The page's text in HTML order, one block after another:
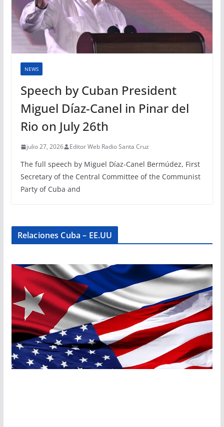
NEWS
Speech by Cuban President
Miguel Díaz-Canel in Pinar del
Rio on July 26th
julio 27, 2026 Editor Web Radio Santa Cruz
The full speech by Miguel Díaz-Canel Bermúdez, First
Secretary of the Central Committee of the Communist
Party of Cuba and
Relaciones Cuba – EE.UU